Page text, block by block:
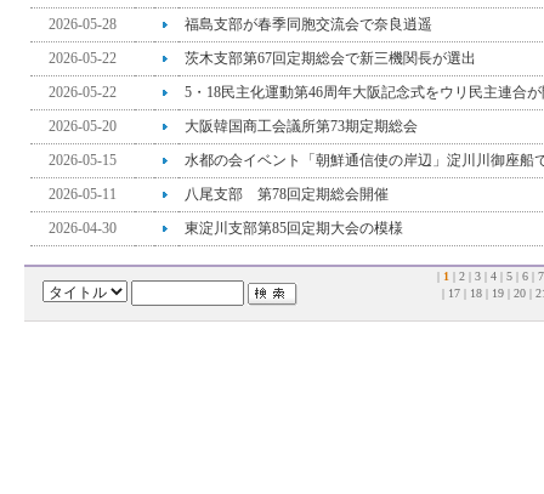
2026-05-28
福島支部が春季同胞交流会で奈良逍遥
2026-05-22
茨木支部第67回定期総会で新三機関長が選出
2026-05-22
5・18民主化運動第46周年大阪記念式をウリ民主連合
2026-05-20
大阪韓国商工会議所第73期定期総会
2026-05-15
水都の会イベント「朝鮮通信使の岸辺」淀川川御座船
2026-05-11
八尾支部 第78回定期総会開催
2026-04-30
東淀川支部第85回定期大会の模様
| 1 | 2 | 3 | 4 | 5 | 6 | 7
| 17 | 18 | 19 | 20 |